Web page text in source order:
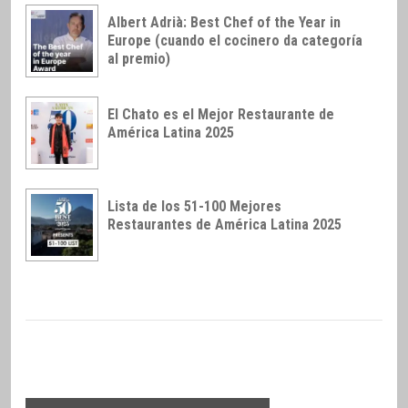
Albert Adrià: Best Chef of the Year in
Europe (cuando el cocinero da categoría
al premio)
El Chato es el Mejor Restaurante de
América Latina 2025
Lista de los 51-100 Mejores
Restaurantes de América Latina 2025